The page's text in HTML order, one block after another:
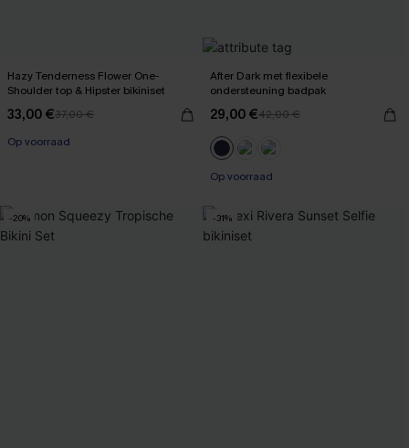
Hazy Tenderness Flower One-
Shoulder top & Hipster bikiniset
33,00 €37,00 €
【AG18】2 met 10% korting
Op voorraad
After Dark met flexibele
ondersteuning badpak
29,00 €42,00 €
Op voorraad
-20% -31%